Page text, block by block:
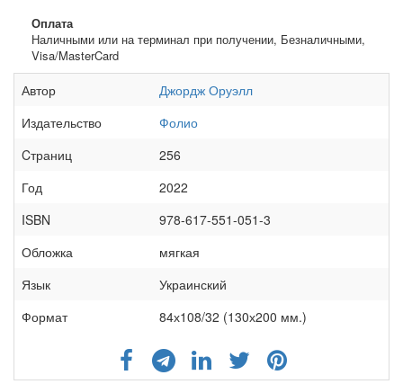
Оплата
Наличными или на терминал при получении, Безналичными,
Visa/MasterCard
Автор
Джордж Оруэлл
Издательство
Фолио
Cтраниц
256
Год
2022
ISBN
978-617-551-051-3
Обложка
мягкая
Язык
Украинский
Формат
84х108/32 (130х200 мм.)